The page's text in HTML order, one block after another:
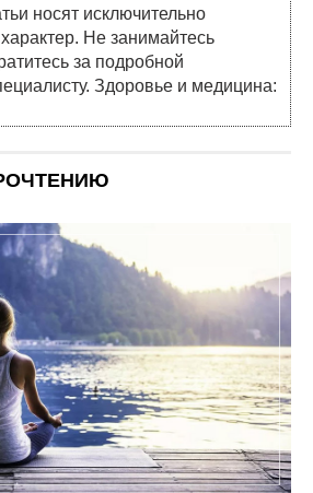
носят исключительно
Не занимайтесь
за подробной
Здоровье и медицина: